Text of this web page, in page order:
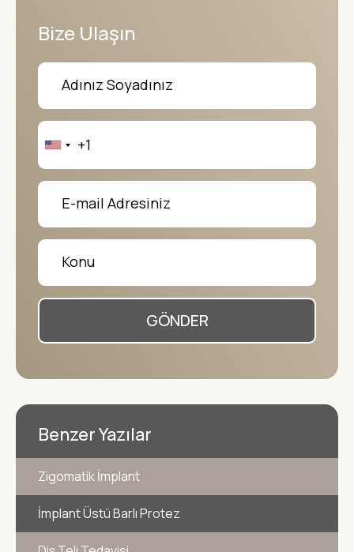
Bize Ulaşın
GÖNDER
Benzer Yazılar
Zigomatik İmplant
İmplant Üstü Barlı Protez